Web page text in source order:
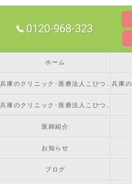
0120-968-323
ホーム
兵庫のクリニック･医療法人こひつじの口コミ情報
兵庫のクリニック･医療法人こひつじの患者様の声
医師紹介
お知らせ
ブログ